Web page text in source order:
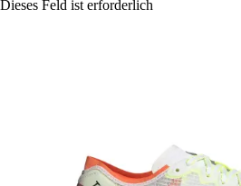
Dieses Feld ist erforderlich